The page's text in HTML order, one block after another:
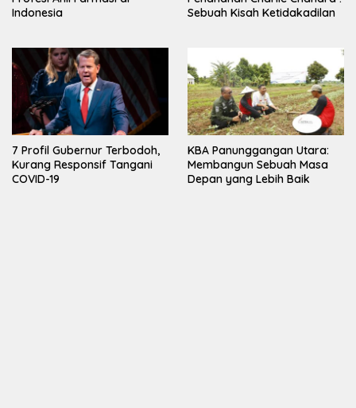
Indonesia
Sebuah Kisah Ketidakadilan
7 Profil Gubernur Terbodoh,
Kurang Responsif Tangani
COVID-19
KBA Panunggangan Utara:
Membangun Sebuah Masa
Depan yang Lebih Baik